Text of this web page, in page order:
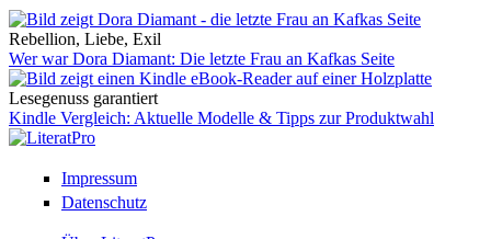
Rebellion, Liebe, Exil
Wer war Dora Diamant: Die letzte Frau an Kafkas Seite
Lesegenuss garantiert
Kindle Vergleich: Aktuelle Modelle & Tipps zur Produktwahl
Impressum
Datenschutz